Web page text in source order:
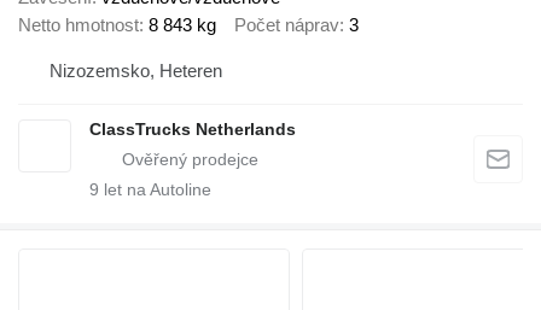
Netto hmotnost 8 843 kg Počet náprav 3
Nizozemsko, Heteren
ClassTrucks Netherlands
9 let na Autoline